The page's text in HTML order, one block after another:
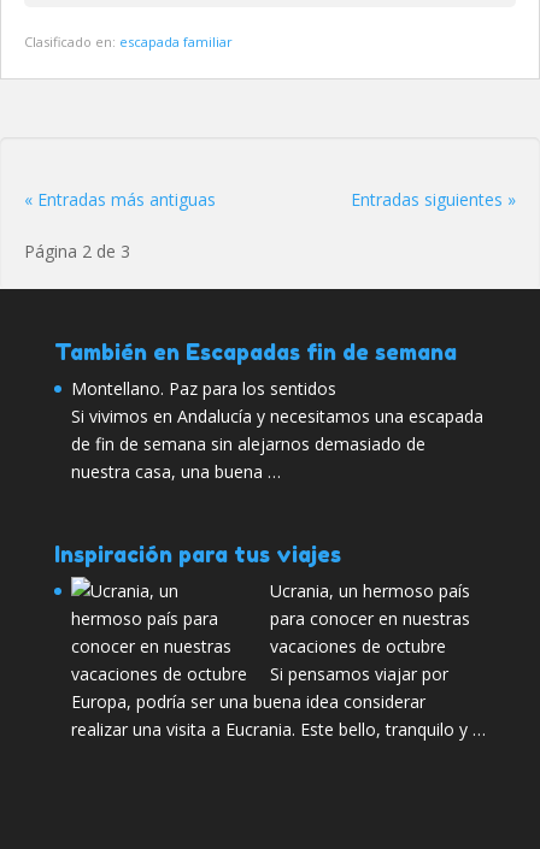
Clasificado en: escapada familiar
« Entradas más antiguas Entradas siguientes »
Página 2 de 3
También en Escapadas fin de semana
Montellano. Paz para los sentidos
Si vivimos en Andalucía y necesitamos una escapada
de fin de semana sin alejarnos demasiado de
nuestra casa, una buena …
Inspiración para tus viajes
Ucrania, un hermoso país
para conocer en nuestras
vacaciones de octubre
Si pensamos viajar por
Europa, podría ser una buena idea considerar
realizar una visita a Eucrania. Este bello, tranquilo y …